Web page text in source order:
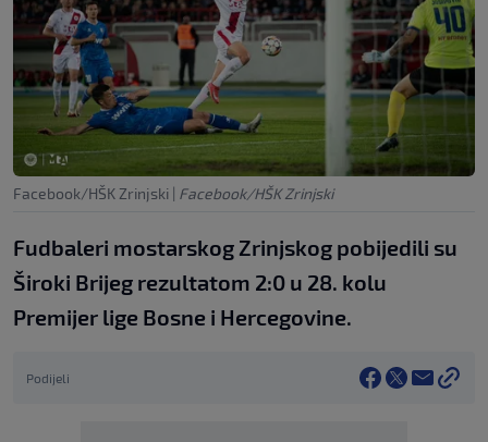
Facebook/HŠK Zrinjski | Facebook/HŠK Zrinjski
Fudbaleri mostarskog Zrinjskog pobijedili su
Široki Brijeg rezultatom 2:0 u 28. kolu
Premijer lige Bosne i Hercegovine.
Podijeli